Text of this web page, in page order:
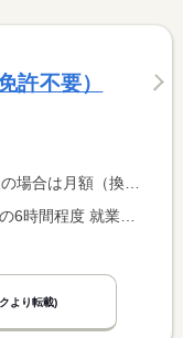
許不要）
場合は時間額を表示しています。
より転載)